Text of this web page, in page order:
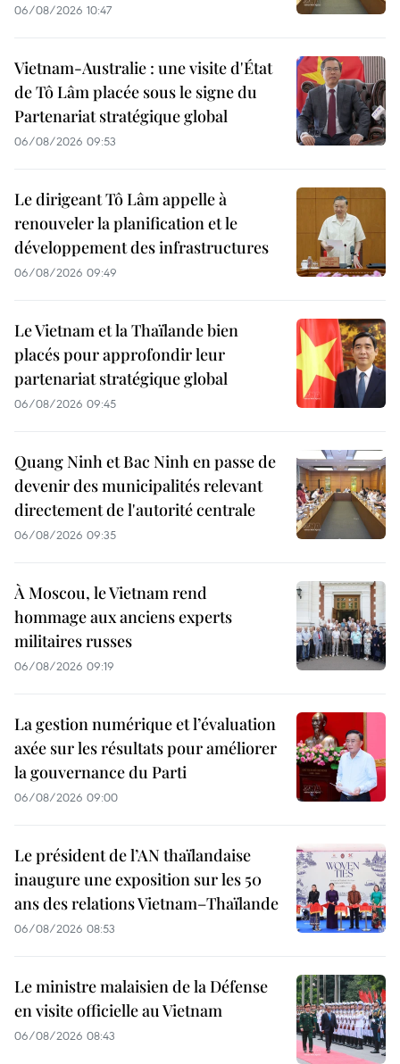
06/08/2026 10:47
Vietnam-Australie : une visite d'État
de Tô Lâm placée sous le signe du
Partenariat stratégique global
06/08/2026 09:53
Le dirigeant Tô Lâm appelle à
renouveler la planification et le
développement des infrastructures
06/08/2026 09:49
Le Vietnam et la Thaïlande bien
placés pour approfondir leur
partenariat stratégique global
06/08/2026 09:45
Quang Ninh et Bac Ninh en passe de
devenir des municipalités relevant
directement de l'autorité centrale
06/08/2026 09:35
À Moscou, le Vietnam rend
hommage aux anciens experts
militaires russes
06/08/2026 09:19
La gestion numérique et l’évaluation
axée sur les résultats pour améliorer
la gouvernance du Parti
06/08/2026 09:00
Le président de l’AN thaïlandaise
inaugure une exposition sur les 50
ans des relations Vietnam–Thaïlande
06/08/2026 08:53
Le ministre malaisien de la Défense
en visite officielle au Vietnam
06/08/2026 08:43